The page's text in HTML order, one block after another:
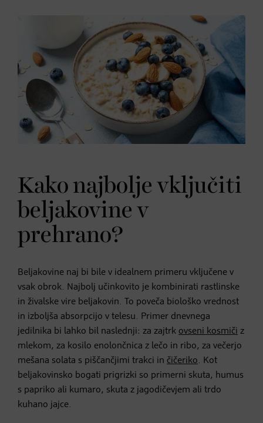
Kako najbolje vključiti
beljakovine v
prehrano?
Beljakovine naj bi bile v idealnem primeru vključene v
vsak obrok. Najbolj učinkovito je kombinirati rastlinske
in živalske vire beljakovin. To poveča biološko vrednost
in izboljša absorpcijo v telesu. Primer dnevnega
jedilnika bi lahko bil naslednji: za zajtrk ovseni kosmiči z
mlekom, za kosilo enolončnica z lečo in ribo, za večerjo
mešana solata s piščančjimi trakci in čičeriko. Kot
beljakovinsko bogati prigrizki so primerni skuta, humus
s papriko ali kumaro, skuta z jagodičevjem ali trdo
kuhano jajce.